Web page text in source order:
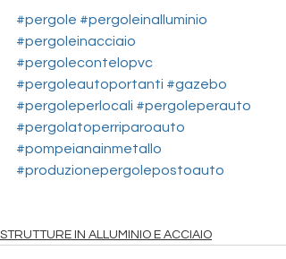
#pergole #pergoleinalluminio
#pergoleinacciaio
#pergolecontelopvc
#pergoleautoportanti #gazebo
#pergoleperlocali #pergoleperauto
#pergolatoperriparoauto
#pompeianainmetallo
#produzionepergolepostoauto
STRUTTURE IN ALLUMINIO E ACCIAIO